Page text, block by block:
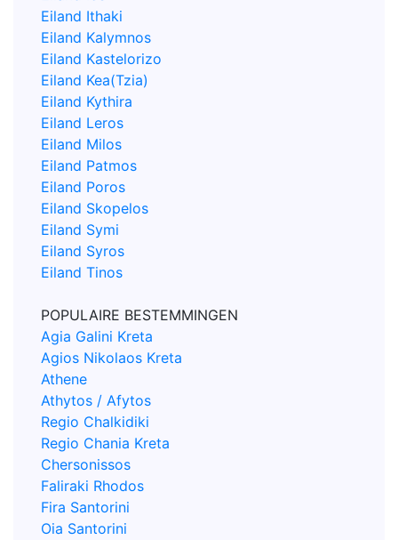
Eiland Ithaki
Eiland Kalymnos
Eiland Kastelorizo
Eiland Kea(Tzia)
Eiland Kythira
Eiland Leros
Eiland Milos
Eiland Patmos
Eiland Poros
Eiland Skopelos
Eiland Symi
Eiland Syros
Eiland Tinos
POPULAIRE BESTEMMINGEN
Agia Galini Kreta
Agios Nikolaos Kreta
Athene
Athytos / Afytos
Regio Chalkidiki
Regio Chania Kreta
Chersonissos
Faliraki Rhodos
Fira Santorini
Oia Santorini